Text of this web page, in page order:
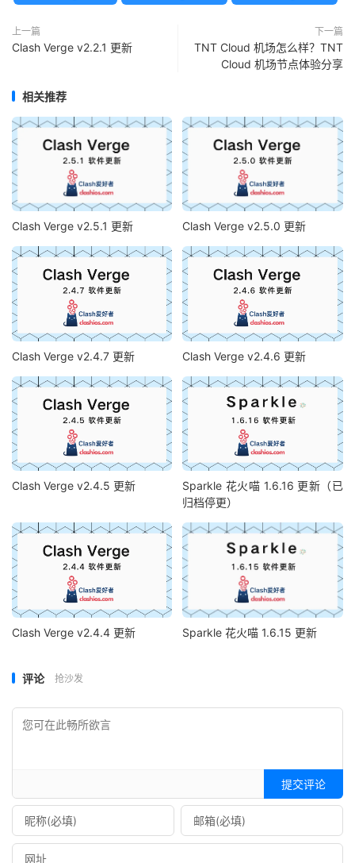
上一篇
Clash Verge v2.2.1 更新
下一篇
TNT Cloud 机场怎么样？TNT
Cloud 机场节点体验分享
相关推荐
Clash Verge v2.5.1 更新 Clash Verge v2.5.0 更新
Clash Verge v2.4.7 更新 Clash Verge v2.4.6 更新
Clash Verge v2.4.5 更新
Sparkle 花火喵 1.6.16 更新（已
归档停更）
Clash Verge v2.4.4 更新 Sparkle 花火喵 1.6.15 更新
评论 抢沙发
提交评论